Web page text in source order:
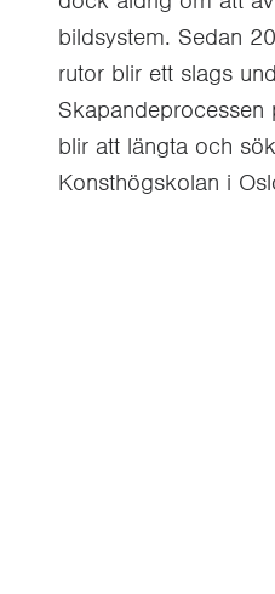
bildsystem. Sedan
rutor blir ett slags
blir att längta och
Konsthögskolan i